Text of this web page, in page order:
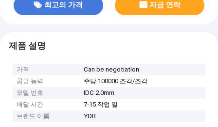
최고의 가격 지금 연락
제품 설명
가격
Can be negotiation
공급 능력
주당 100000 조각/조각
모델 번호
IDC 2.0mm
배달 시간
7-15 작업 일
브랜드 이름
YDR